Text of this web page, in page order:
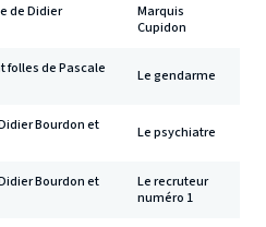
de Didier
Marquis
Cupidon
folles de Pascale
Le gendarme
Bourdon et
Le psychiatre
Bourdon et
Le recruteur
numéro 1